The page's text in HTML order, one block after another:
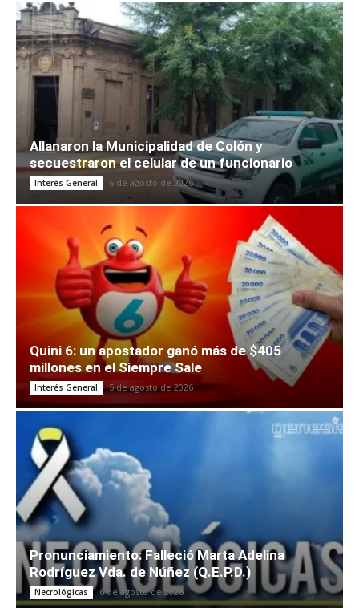
Allanaron la Municipalidad de Colón y
secuestraron el celular de un funcionario
Interés General 6 de agosto de 2026
Quini 6: un apostador ganó más de $405
millones en el Siempre Sale
Interés General 5 de agosto de 2026
Pronunciamiento: Falleció Marta Adelina
Rodríguez Vda. de Núñez (Q.E.P.D.)
Necrológicas 6 de agosto de 2026